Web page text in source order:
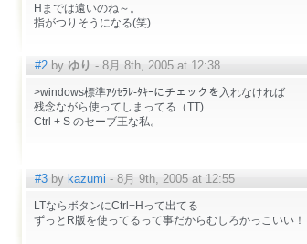
Hまでは遠いのね～。
指がつりそうになる(笑)
#2 by ゆり - 8月 8th, 2005 at 12:38
>windows標準ｱｸｾﾗﾚ-ﾀｷｰにチェックを入れなければ
残念ながら使ってしまってる（TT)
Ctrl + S のセーブ王な私。
#3 by kazumi - 8月 9th, 2005 at 12:55
LTならボタンにCtrl+Hって出てる
ずっとR版を使ってるって事だからむしろかっこいい！